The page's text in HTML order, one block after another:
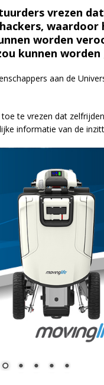
vrezen
worden
kunnen
aan de
te vrezen dat
informatie van de